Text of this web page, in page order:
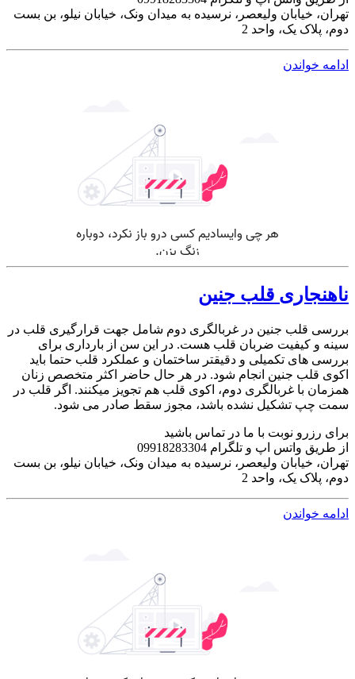
تهران، خیابان ولیعصر، نرسیده به میدان ونک، خیابان نیلو، بن بست
دوم، پلاک یک، واحد 2
ادامه خواندن
ناهنجاری قلب جنین
بررسی قلب جنین در غربالگری دوم شامل جهت قرارگیری قلب در
سینه و کیفیت ضربان قلب هست. در این سن از بارداری برای
بررسی های تکمیلی و دقیقتر ساختمان و عملکرد قلب حتما باید
اکوی قلب جنین انجام شود. در هر حال حاضر اکثر متخصص زنان
همزمان با غربالگری دوم، اکوی قلب هم تجویز میکنند. اگر قلب در
سمت چپ تشکیل نشده باشد، مجوز سقط صادر می شود.
برای رزرو نوبت با ما در تماس باشید
از طریق واتس اپ و تلگرام 09918283304
تهران، خیابان ولیعصر، نرسیده به میدان ونک، خیابان نیلو، بن بست
دوم، پلاک یک، واحد 2
ادامه خواندن